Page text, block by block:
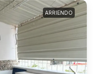
ARRIENDO